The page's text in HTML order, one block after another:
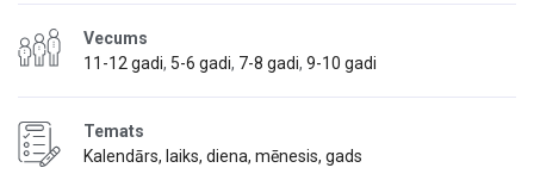
Vecums
11-12 gadi, 5-6 gadi, 7-8 gadi, 9-10 gadi
Temats
Kalendārs, laiks, diena, mēnesis, gads